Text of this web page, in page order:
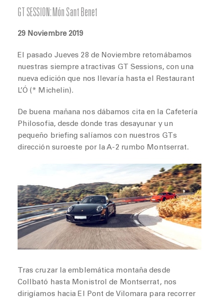
GT SESSION: Món Sant Benet
29 Noviembre 2019
El pasado Jueves 28 de Noviembre retomábamos
nuestras siempre atractivas GT Sessions, con una
nueva edición que nos llevaría hasta el Restaurant
L’Ó (* Michelin).
De buena mañana nos dábamos cita en la Cafetería
Philosofia, desde donde tras desayunar y un
pequeño briefing salíamos con nuestros GTs
dirección suroeste por la A-2 rumbo Montserrat.
Tras cruzar la emblemática montaña desde
Collbató hasta Monistrol de Montserrat, nos
dirigíamos hacia El Pont de Vilomara para recorrer